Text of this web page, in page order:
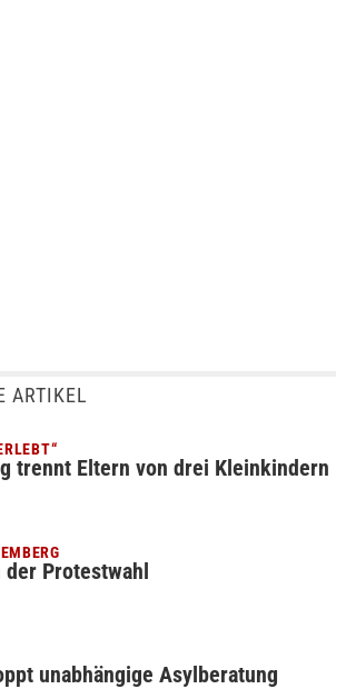
ARTIKEL
trennt Eltern von drei Kleinkindern
der Protestwahl
unabhängige Asylberatung